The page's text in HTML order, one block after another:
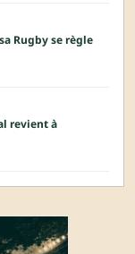
Rugby se règle
revient à